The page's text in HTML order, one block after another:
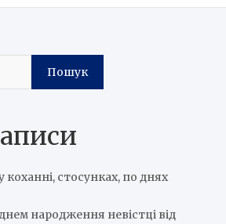
Пошук
коханні, стосунках, по днях
народження невістці від